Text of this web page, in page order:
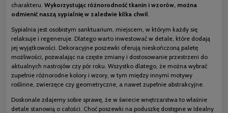
charakteru. Wykorzystując różnorodność tkanin i wzorów, można
odmienić naszą sypialnię w zaledwie kilka chwil
Sypialnia jest osobistym sanktuarium, miejscem, w którym każdy się
relaksuje i regeneruje. Dlatego warto inwestować w detale, które dodają
jej wyjątkowości. Dekoracyjne poszewki oferują nieskończoną paletę
możliwości, pozwalając na częste zmiany i dostosowanie przestrzeni do
aktualnych nastrojów czy pór roku. Wszystko dlatego, że można wybrać
zupełnie różnorodne kolory i wzory, w tym między innymi motywy
roślinne, zwierzęce czy geometryczne, a nawet zupełnie abstrakcyjne.
Doskonale zdajemy sobie sprawę, że w świecie wnętrzarstwa to właśnie
detale stanowią o całości. Choć poszewki na poduszkę dostępne w Idealny